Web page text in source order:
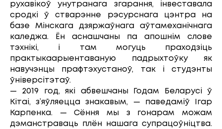
рухавікоў унутранага згарання, інвеставала
сродкі ў стварэнне рэсурснага цэнтра на
базе Мінскага дзяржаўнага аўтамеханічнага
каледжа. Ён аснашчаны па апошнім слове
тэхнікі, і там могуць праходзіць
практыкаарыентаваную падрыхтоўку як
навучэнцы прафтэхустаноў, так і студэнты
ўніверсітэтаў.
— 2019 год, які абвешчаны Годам Беларусі ў
Кітаі, з’яўляецца знакавым, — паведаміў Ігар
Карпенка. — Сёння мы з гонарам можам
дэманстраваць плён нашага супрацоўніцтва.